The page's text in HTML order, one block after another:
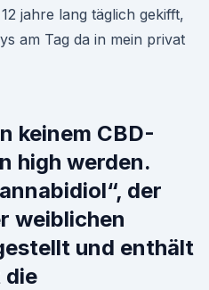
jahre lang täglich gekifft,
am Tag da in mein privat
keinem CBD-
high werden.
der
weiblichen
und enthält
die